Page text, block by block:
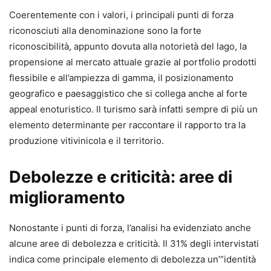
Coerentemente con i valori, i principali punti di forza
riconosciuti alla denominazione sono la forte
riconoscibilità, appunto dovuta alla notorietà del lago, la
propensione al mercato attuale grazie al portfolio prodotti
flessibile e all’ampiezza di gamma, il posizionamento
geografico e paesaggistico che si collega anche al forte
appeal enoturistico. Il turismo sarà infatti sempre di più un
elemento determinante per raccontare il rapporto tra la
produzione vitivinicola e il territorio.
Debolezze e criticità: aree di
miglioramento
Nonostante i punti di forza, l’analisi ha evidenziato anche
alcune aree di debolezza e criticità. Il 31% degli intervistati
indica come principale elemento di debolezza un’”identità